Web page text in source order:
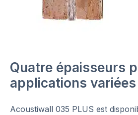
Quatre épaisseurs
applications variées
Acoustiwall 035 PLUS est